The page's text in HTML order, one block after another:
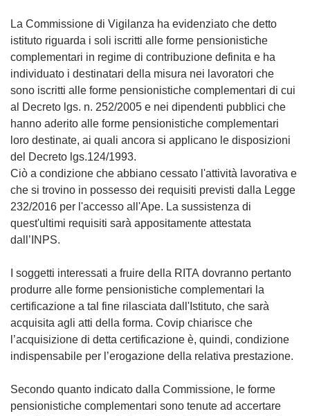
La Commissione di Vigilanza ha evidenziato che detto
istituto riguarda i soli iscritti alle forme pensionistiche
complementari in regime di contribuzione definita e ha
individuato i destinatari della misura nei lavoratori che
sono iscritti alle forme pensionistiche complementari di cui
al Decreto lgs. n. 252/2005 e nei dipendenti pubblici che
hanno aderito alle forme pensionistiche complementari
loro destinate, ai quali ancora si applicano le disposizioni
del Decreto lgs.124/1993.
Ciò a condizione che abbiano cessato l'attività lavorativa e
che si trovino in possesso dei requisiti previsti dalla Legge
232/2016 per l'accesso all'Ape. La sussistenza di
quest'ultimi requisiti sarà appositamente attestata
dall’INPS.
I soggetti interessati a fruire della RITA dovranno pertanto
produrre alle forme pensionistiche complementari la
certificazione a tal fine rilasciata dall'Istituto, che sarà
acquisita agli atti della forma. Covip chiarisce che
l’acquisizione di detta certificazione è, quindi, condizione
indispensabile per l’erogazione della relativa prestazione.
Secondo quanto indicato dalla Commissione, le forme
pensionistiche complementari sono tenute ad accertare